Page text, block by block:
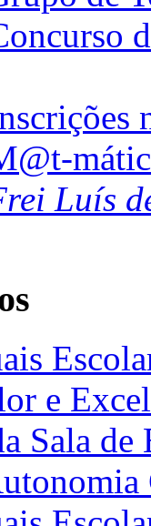
Luís
e
Sala de